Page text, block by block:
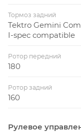
Тормоз задний
Tektro Gemini
I-spec compatible
Ротор передний
180
Ротор задний
160
Рулевое